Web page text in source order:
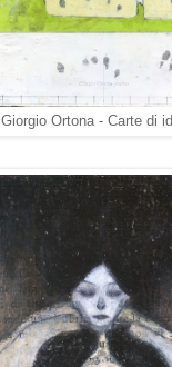
Giorgio Ortona - Carte di